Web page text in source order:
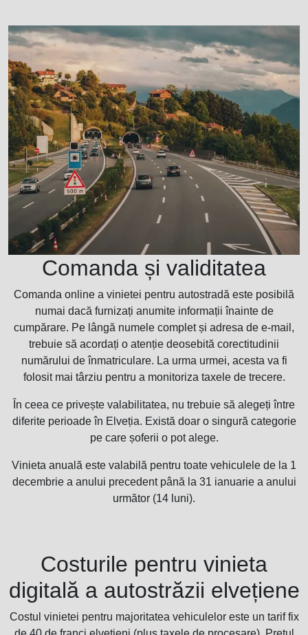
Comanda și validitatea
Comanda online a vinietei pentru autostradă este posibilă
numai dacă furnizați anumite informații înainte de
cumpărare. Pe lângă numele complet și adresa de e-mail,
trebuie să acordați o atenție deosebită corectitudinii
numărului de înmatriculare. La urma urmei, acesta va fi
folosit mai târziu pentru a monitoriza taxele de trecere.
În ceea ce privește valabilitatea, nu trebuie să alegeți între
diferite perioade în Elveția. Există doar o singură categorie
pe care șoferii o pot alege.
Vinieta anuală este valabilă pentru toate vehiculele de la 1
decembrie a anului precedent până la 31 ianuarie a anului
următor (14 luni).
Costurile pentru vinieta
digitală a autostrăzii elvețiene
Costul vinietei pentru majoritatea vehiculelor este un tarif fix